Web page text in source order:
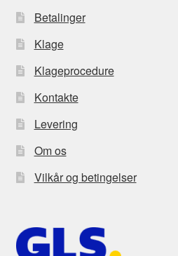
Betalinger
Klage
Klageprocedure
Kontakte
Levering
Om os
Vilkår og betingelser